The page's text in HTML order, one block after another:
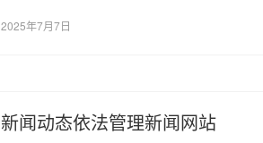
2025年7月7日
新闻动态依法管理新闻网站